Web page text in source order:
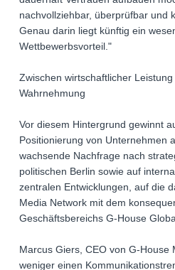
nachvollziehbar, überprüfbar und
Genau darin liegt künftig ein
Wettbewerbsvorteil."
Zwischen wirtschaftlicher
Wahrnehmung
Vor diesem Hintergrund gewinnt
Positionierung von Unternehmen
wachsende Nachfrage nach
politischen Berlin sowie auf
zentralen Entwicklungen, auf die
Media Network mit dem
Geschäftsbereichs G-House
Marcus Giers, CEO von G-House
weniger einen